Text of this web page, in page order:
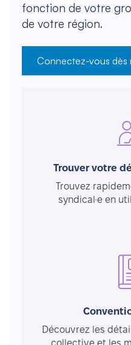
fonction de votre
de votre région.
Connectez-vous dès
Trouver votre
Trouvez
syndical·e en
Découvrez les
collective et les